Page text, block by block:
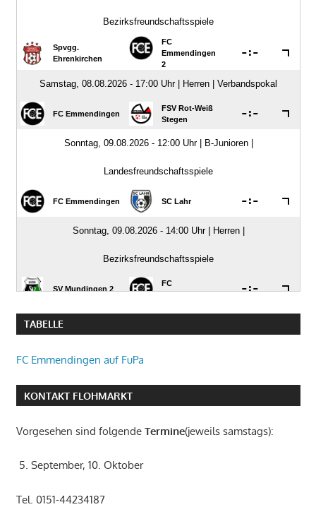
TABELLE
FC Emmendingen auf FuPa
KONTAKT FLOHMARKT
Vorgesehen sind folgende Termine(jeweils samstags):
5. September, 10. Oktober
Tel. 0151-44234187